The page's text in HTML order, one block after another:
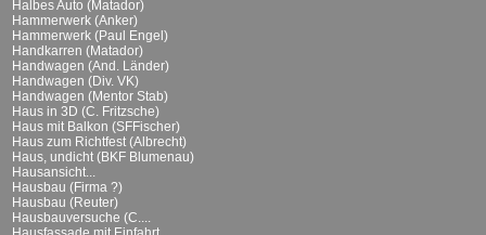
Halbes Auto (Matador)
Hammerwerk (Anker)
Hammerwerk (Paul Engel)
Handkarren (Matador)
Handwagen (And. Länder)
Handwagen (Div. VK)
Handwagen (Mentor Stab)
Haus in 3D (C. Fritzsche)
Haus mit Balkon (SFFischer)
Haus zum Richtfest (Albrecht)
Haus, undicht (BKF Blumenau)
Hausansicht...
Hausbau (Firma ?)
Hausbau (Reuter)
Hausbauversuche (C....